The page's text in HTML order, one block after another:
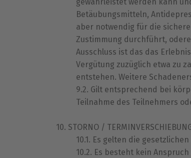
Betäubungsmitteln,
aber notwendig für die
Zustimmung durchführt,
Ausschluss ist das das
Vergütung zuzüglich etwa zu
entstehen. Weitere
Gilt entsprechend bei
Teilnahme des Teilnehmers
STORNO /
Es gelten die
Es besteht kein